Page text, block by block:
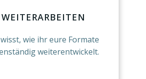
WEITERARBEITEN
wie ihr eure Formate
weiterentwickelt.